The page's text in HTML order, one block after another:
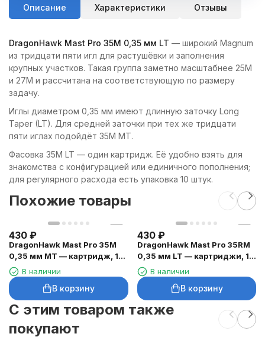
Описание Характеристики Отзывы
DragonHawk Mast Pro 35M 0,35 мм LT — широкий Magnum
из тридцати пяти игл для растушёвки и заполнения
крупных участков. Такая группа заметно масштабнее 25M
и 27M и рассчитана на соответствующую по размеру
задачу.
Иглы диаметром 0,35 мм имеют длинную заточку Long
Taper (LT). Для средней заточки при тех же тридцати
пяти иглах подойдёт 35M MT.
Фасовка 35M LT — один картридж. Её удобно взять для
знакомства с конфигурацией или единичного пополнения;
для регулярного расхода есть упаковка 10 штук.
Похожие товары
430 ₽
DragonHawk Mast Pro 35M
0,35 мм MT — картридж, 1
шт.В наличии
В корзину
430 ₽
DragonHawk Mast Pro 35RM
0,35 мм LT — картриджи, 1
шт.В наличии
В корзину
C этим товаром также
покупают